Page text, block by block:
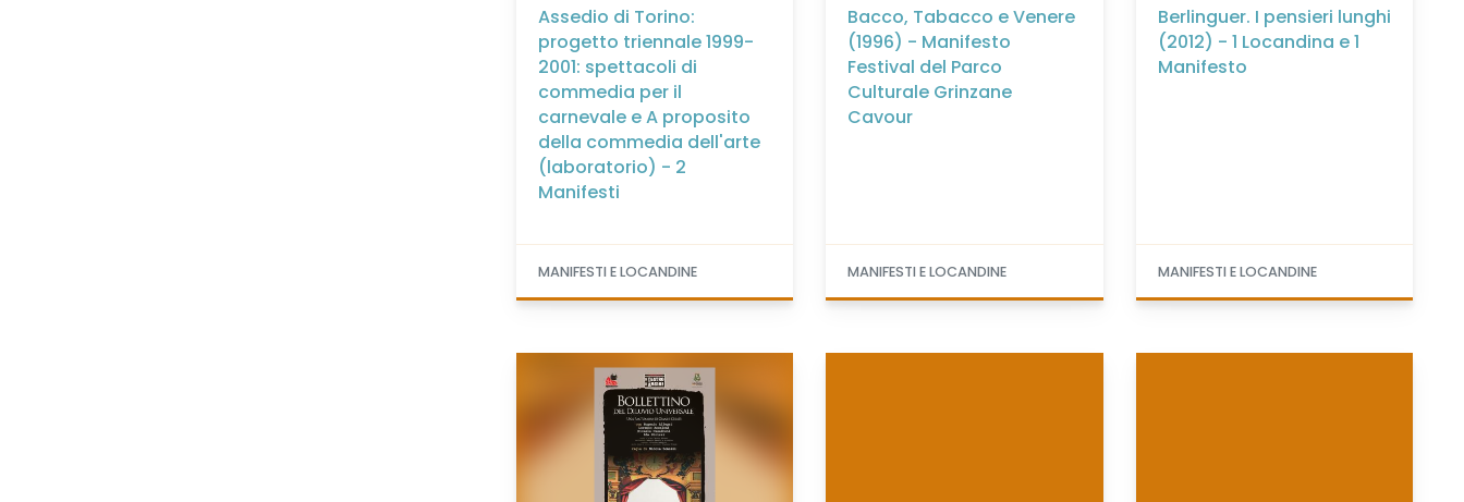
Assedio di Torino:
progetto triennale 1999-
2001: spettacoli di
commedia per il
carnevale e A proposito
della commedia dell'arte
(laboratorio) - 2
Manifesti
MANIFESTI E LOCANDINE
Bacco, Tabacco e Venere
(1996) - Manifesto
Festival del Parco
Culturale Grinzane
Cavour
MANIFESTI E LOCANDINE
Berlinguer. I pensieri lunghi
(2012) - 1 Locandina e 1
Manifesto
MANIFESTI E LOCANDINE